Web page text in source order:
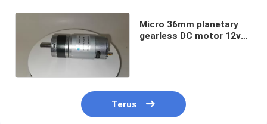
Micro 36mm planetary
gearless DC motor 12v
Terus